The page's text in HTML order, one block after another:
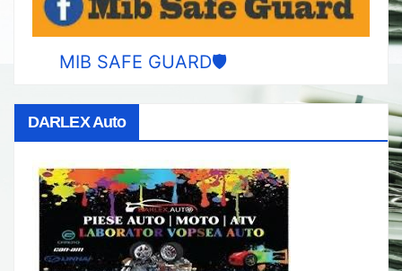
MIB SAFE GUARD🛡️
DARLEX Auto